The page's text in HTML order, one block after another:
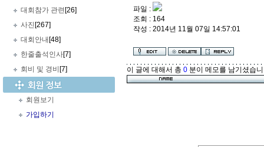
대회참가 관련 [26]
사진 [267]
대회안내 [48]
한줄출석인사[7]
회비 및 경비 [7]
회원보기
가입하기
파일 :
조회 : 164
작성 : 2014년 11월 07일 14:57:01
이 글에 대해서 총 0 분이 메모를 남기셨습